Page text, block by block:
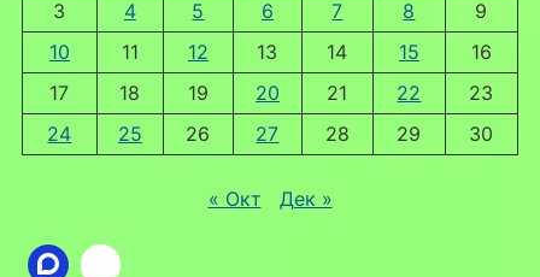
3
4 5 6 7 8
9
10
11 12 13 14 15
16
17
18 19 20 21 22
23
24
25 26 27 28 29 30
« Окт Дек »